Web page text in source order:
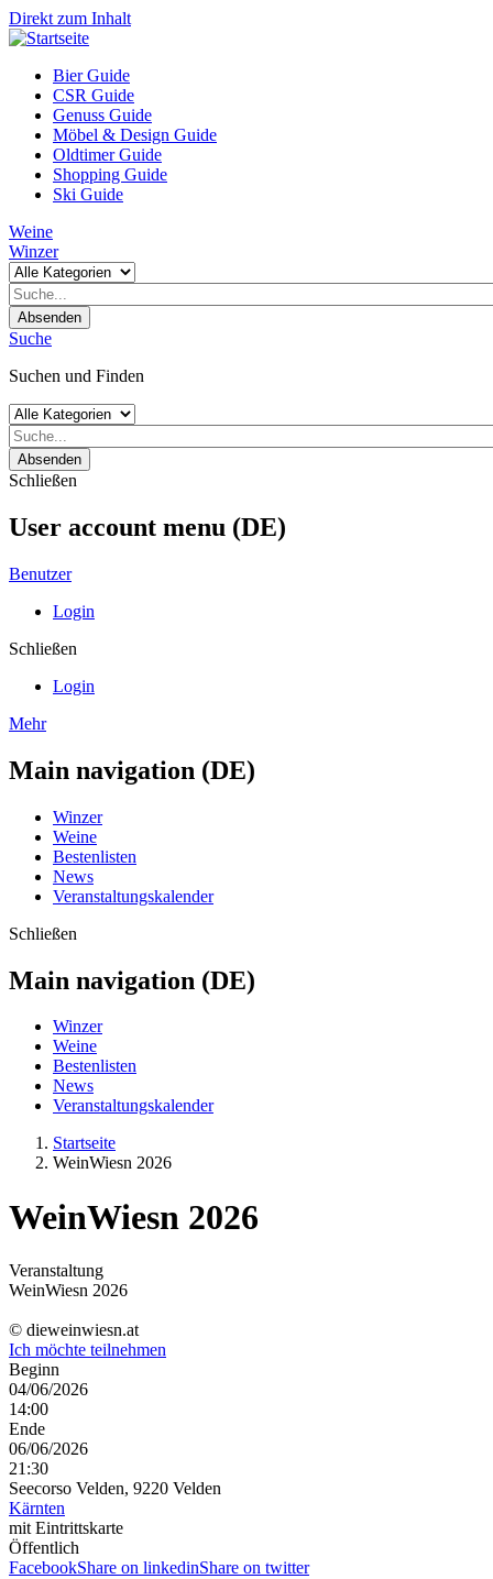
Direkt zum Inhalt
Bier Guide
CSR Guide
Genuss Guide
Möbel & Design Guide
Oldtimer Guide
Shopping Guide
Ski Guide
Weine
Winzer
Absenden
Suche
Suchen und Finden
Absenden
Schließen
User account menu (DE)
Benutzer
Login
Schließen
Login
Mehr
Main navigation (DE)
Winzer
Weine
Bestenlisten
News
Veranstaltungskalender
Schließen
Main navigation (DE)
Winzer
Weine
Bestenlisten
News
Veranstaltungskalender
Startseite
WeinWiesn 2026
WeinWiesn 2026
Veranstaltung
WeinWiesn 2026
© dieweinwiesn.at
Ich möchte teilnehmen
Beginn
04/06/2026
14:00
Ende
06/06/2026
21:30
Seecorso Velden, 9220 Velden
Kärnten
mit Eintrittskarte
Öffentlich
FacebookShare on linkedinShare on twitter